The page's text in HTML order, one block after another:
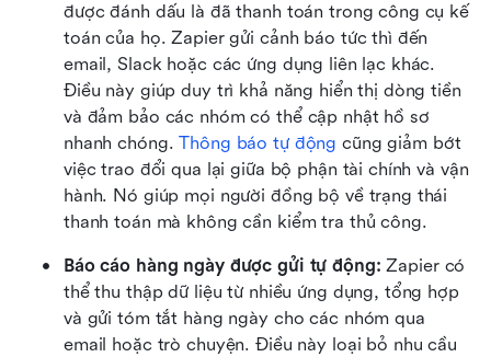
được đánh dấu là đã thanh toán trong công cụ kế
toán của họ. Zapier gửi cảnh báo tức thì đến
email, Slack hoặc các ứng dụng liên lạc khác.
Điều này giúp duy trì khả năng hiển thị dòng tiền
và đảm bảo các nhóm có thể cập nhật hồ sơ
nhanh chóng. Thông báo tự động cũng giảm bớt
việc trao đổi qua lại giữa bộ phận tài chính và vận
hành. Nó giúp mọi người đồng bộ về trạng thái
thanh toán mà không cần kiểm tra thủ công.
Báo cáo hàng ngày được gửi tự động: Zapier có
thể thu thập dữ liệu từ nhiều ứng dụng, tổng hợp
và gửi tóm tắt hàng ngày cho các nhóm qua
email hoặc trò chuyện. Điều này loại bỏ nhu cầu